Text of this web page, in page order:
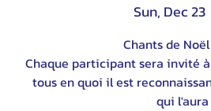
Sun, Dec 23
Chants de
Chaque participant sera invité
tous en quoi il est
qui